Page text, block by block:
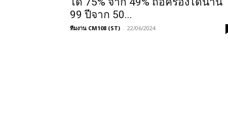
99 ปีจาก 50...
ทีมงาน CM108 (ST) - 22/06/2024